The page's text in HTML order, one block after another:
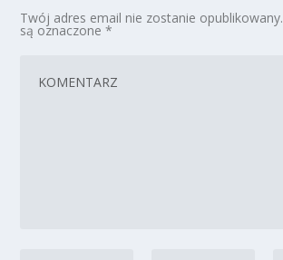
Twój adres email nie zostanie opublikowany.
są oznaczone*